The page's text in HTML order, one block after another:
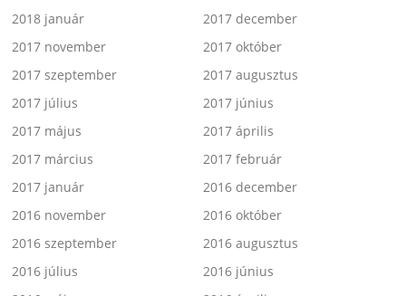
2018 január
2017 december
2017 november
2017 október
2017 szeptember
2017 augusztus
2017 július
2017 június
2017 május
2017 április
2017 március
2017 február
2017 január
2016 december
2016 november
2016 október
2016 szeptember
2016 augusztus
2016 július
2016 június